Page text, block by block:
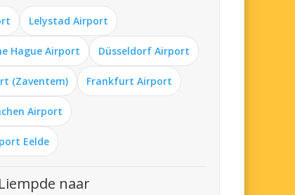
Lelystad Airport
Hague Airport Düsseldorf Airport
(Zaventem) Frankfurt Airport
Airport
Eelde
naar